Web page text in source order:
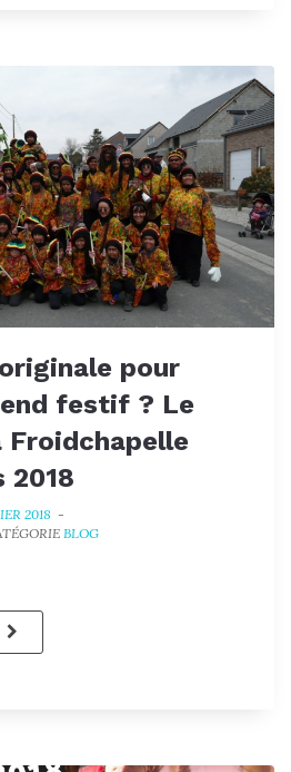
pour
festif ? Le
Froidchapelle
2018
2018 -
BLOG